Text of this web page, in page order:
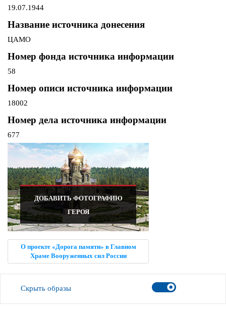
19.07.1944
Название источника донесения
ЦАМО
Номер фонда источника информации
58
Номер описи источника информации
18002
Номер дела источника информации
677
ДОБАВИТЬ ФОТОГРАФИЮ
ГЕРОЯ
О проекте «Дорога памяти» в Главном
Храме Вооруженных сил России
Скрыть образы